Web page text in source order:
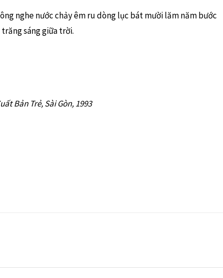
nghe nước chảy êm ru dòng lục bát mười lăm năm bước
sáng giữa trời.
Bản Trẻ, Sài Gòn, 1993